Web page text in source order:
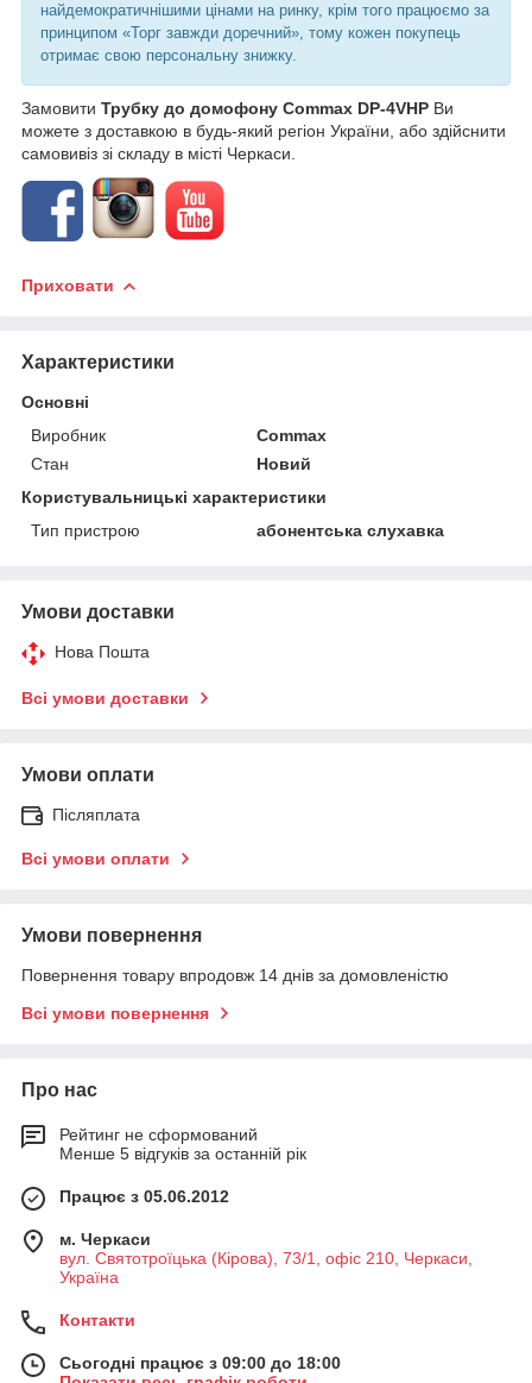
найдемократичнішими цінами на ринку, крім того працюємо за
принципом «Торг завжди доречний», тому кожен покупець
отримає свою персональну знижку.
Замовити Трубку до домофону Commax DP-4VHP Ви
можете з доставкою в будь-який регіон України, або здійснити
самовивіз зі складу в місті Черкаси.
Приховати
Характеристики
Основні
Виробник
Commax
Стан
Новий
Користувальницькі характеристики
Тип пристрою
абонентська слухавка
Умови доставки
Нова Пошта
Всі умови доставки
Умови оплати
Післяплата
Всі умови оплати
Умови повернення
Повернення товару впродовж 14 днів за домовленістю
Всі умови повернення
Про нас
Рейтинг не сформований
Менше 5 відгуків за останній рік
Працює з 05.06.2012
м. Черкаси
вул. Святотроїцька (Кірова), 73/1, офіс 210, Черкаси,
Україна
Контакти
Сьогодні працює з 09:00 до 18:00